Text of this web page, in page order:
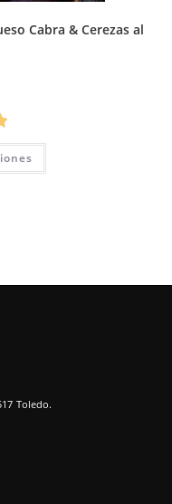
Cabra & Cerezas al
Toledo.